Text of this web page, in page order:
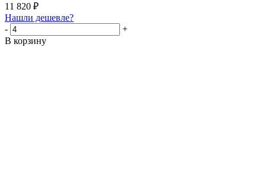
11 820 ₽
Нашли дешевле?
-
+
В корзину